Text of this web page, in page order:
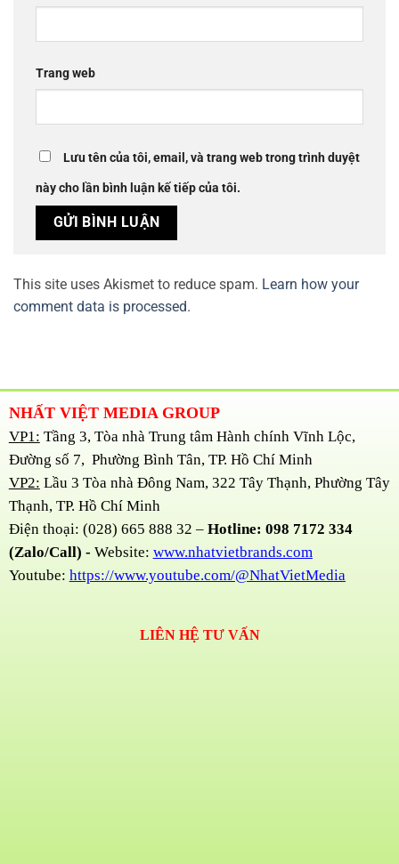
Trang web
Lưu tên của tôi, email, và trang web trong trình duyệt
này cho lần bình luận kế tiếp của tôi.
This site uses Akismet to reduce spam. Learn how your
comment data is processed.
NHẤT VIỆT MEDIA GROUP
VP1: Tầng 3, Tòa nhà Trung tâm Hành chính Vĩnh Lộc,
Đường số 7, Phường Bình Tân, TP. Hồ Chí Minh
VP2: Lầu 3 Tòa nhà Đông Nam, 322 Tây Thạnh, Phường Tây
Thạnh, TP. Hồ Chí Minh
Điện thoại: (028) 665 888 32 – Hotline: 098 7172 334
(Zalo/Call) - Website: www.nhatvietbrands.com
Youtube: https://www.youtube.com/@NhatVietMedia
LIÊN HỆ TƯ VẤN